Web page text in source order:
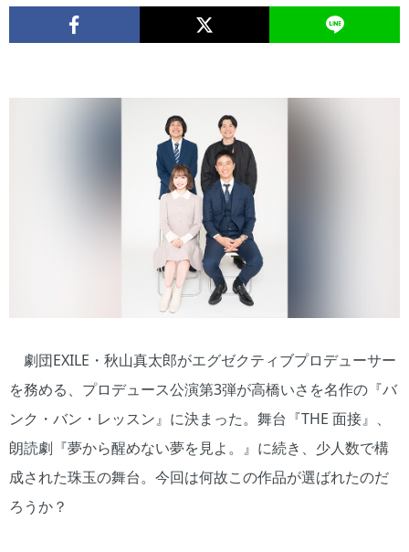
劇団EXILE・秋山真太郎がエグゼクティブプロデューサー
を務める、プロデュース公演第3弾が高橋いさを名作の『バ
ンク・バン・レッスン』に決まった。舞台『THE 面接』、
朗読劇『夢から醒めない夢を見よ。』に続き、少人数で構
成された珠玉の舞台。今回は何故この作品が選ばれたのだ
ろうか？